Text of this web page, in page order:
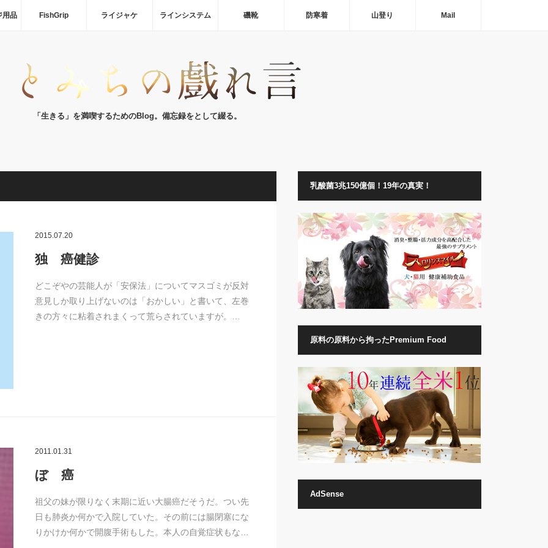
用品 FishGrip ライジャケ ラインシステム 磯靴 防寒着 山登り Mail
「生きる」を満喫するためのBlog。備忘録をとして綴る。
2015.07.20
独 癌健診
どこぞやの芸能人が「安保法」についてマスゴミが反対
意見しか取り上げないのは「おかしい」と書いて、左巻
きの方々に粘着されまくって荒らされていますが。…
2011.01.31
ぼ 癌
祖父の妹が限りなく末期に近い大腸癌だそうだ。つい先
日も肺炎か何かで入院していた。その前には腸閉塞にな
りかけか何かで開腹手術もした。本人の自覚症状もな…
乳酸菌3兆150億個！19年の真実！
原料の原料から拘ったPremium Food
AdSense